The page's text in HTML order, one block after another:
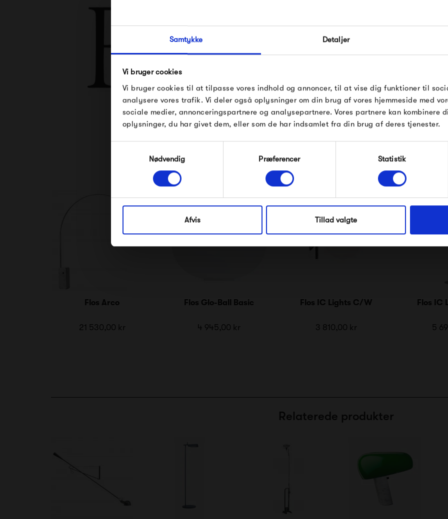
Samtykke Detaljer
Vi bruger cookies
Vi bruger cookies til at tilpasse vores indhold og annoncer, til at vise dig funktioner til
analysere vores trafik. Vi deler også oplysninger om din brug af vores hjemmeside med
sociale medier, annonceringspartnere og analysepartnere. Vores partnere kan kombinere
oplysninger, du har givet dem, eller som de har indsamlet fra din brug af deres tjenester.
Nødvendig
Præferencer Statistik
Afvis Tillad valgte
Se alle varer fra Flos
i dag en af verdens førende
Flos arbejder sammen med
har i dag et sortiment fyldt
Med Flos' unikke særpræg,
som vil følge dig, og pryde
Produkter fra samme kategori
Flos Arco
21 530,00 kr
Flos Glo-Ball Basic
4 945,00 kr
Flos IC Lights C/W
3 810,00 kr
Flos IC
5
Relaterede produkter
FÅ 10% PÅ DIN NÆSTE
Gælder ikke på produkter fra Fermob,
Pop og i forvejen nedsatte produkter.
Modtag velkomstrabat
*Ved at tilmelde dig accepterer du at modtage e-
Nej tak, jeg ønsker ikke rabat.